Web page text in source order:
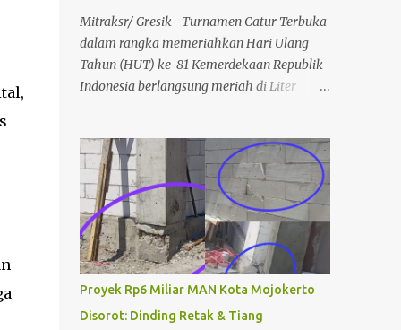
Mitraksr/ Gresik--Turnamen Catur Terbuka
dalam rangka memeriahkan Hari Ulang
Tahun (HUT) ke-81 Kemerdekaan Republik
Indonesia berlangsung meriah di Liter
(1/8/2026). Kegiatan yang diprakarsai oleh
Pengusaha Muda H. Mat Yasin (Abah Yasin)
bersama Persatuan Jurnalis Gresik Bersatu
(PJGB) dan mendapat dukungan dari Percasi
ini mendapat antusiasme tinggi dari para
pecinta olahraga catur dari berbagai
daerah. Acara diawali dengan menyanyikan
lagu kebangsaan Indonesia Raya,
dilanjutkan dengan doa bersama sebagai
Proyek Rp6 Miliar MAN Kota Mojokerto
Disorot: Dinding Retak & Tiang